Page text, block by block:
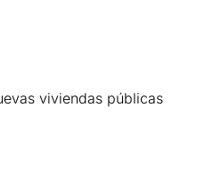
viviendas públicas